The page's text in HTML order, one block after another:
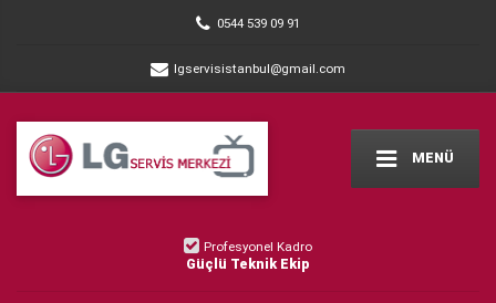
0544 539 09 91
lgservisistanbul@gmail.com
MENÜ
Profesyonel Kadro
Güçlü Teknik Ekip